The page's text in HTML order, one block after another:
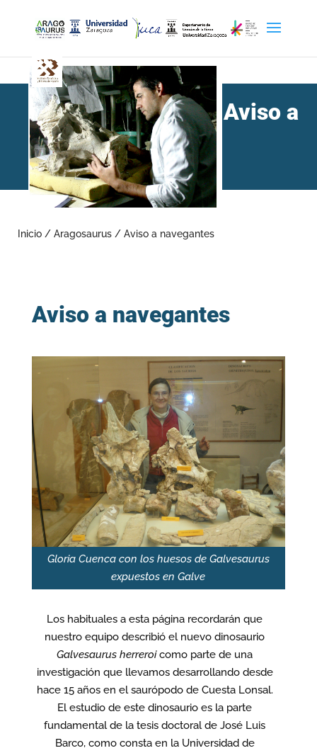
Aviso a
Inicio / Aragosaurus / Aviso a navegantes
Aviso a navegantes
Gloria Cuenca con los huesos de Galvesaurus
expuestos en Galve
Los habituales a esta página recordarán que
nuestro equipo describió el nuevo dinosaurio
Galvesaurus herreroicomo parte de una
investigación que llevamos desarrollando desde
hace 15 años en el saurópodo de Cuesta Lonsal.
El estudio de este dinosaurio es la parte
fundamental de la tesis doctoral de José Luis
Barco, como consta en la Universidad de